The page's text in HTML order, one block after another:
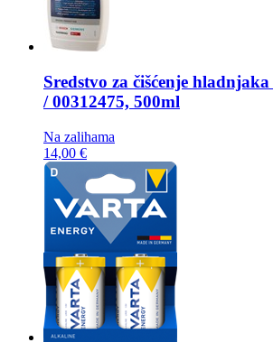
Sredstvo za čišćenje hladnjaka
/ 00312475, 500ml
Na zalihama
14,00 €